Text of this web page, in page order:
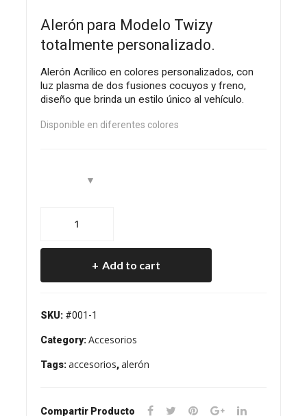
Alerón para Modelo Twizy
totalmente personalizado.
Alerón Acrílico en colores personalizados, con
luz plasma de dos fusiones cocuyos y freno,
diseño que brinda un estilo único al vehículo.
Disponible en diferentes colores
Twizy
formula
Add to cart
SKU: #001-1
Category:Accesorios
Tags:accesorios,alerón
Compartir Producto